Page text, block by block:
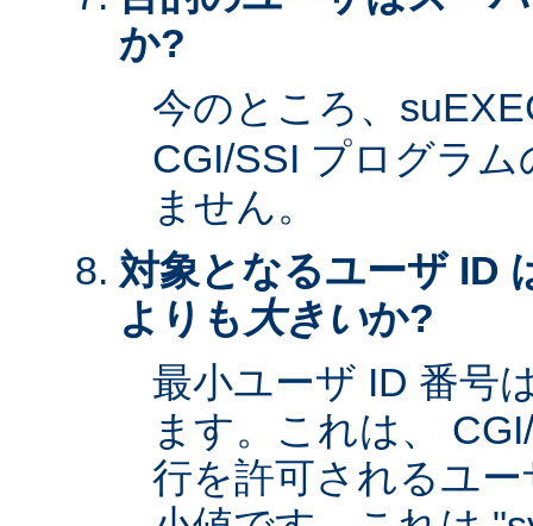
か?
今のところ、
CGI/SSI プログラ
ません。
対象となるユーザ ID
よりも 大きいか?
最小ユーザ ID 番号
ます。これは、
行を許可されるユ